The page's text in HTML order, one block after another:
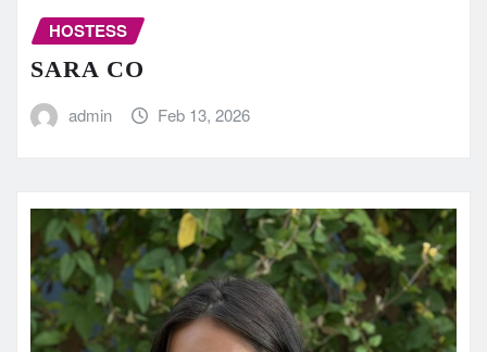
HOSTESS
SARA CO
admin Feb 13, 2026